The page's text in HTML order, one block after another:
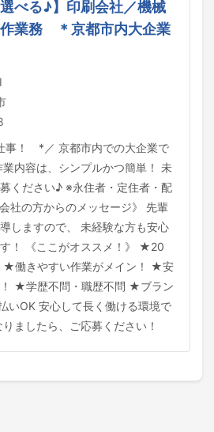
べる♪】印刷会社／機械
業務 ＊京都市内大企業
！ *／ 京都市内での大企業で
内容は、シンプルかつ簡単！ 未
ください♪ ※永住者・定住者・配
社の方からのメッセージ》 先輩
しますので、 未経験な方も安心
！ 《ここがオススメ！》 ★20
★働きやすい作業がメイン！ ★安
★学歴不問・職歴不問 ★ブラン
いOK 安心して長く働ける環境で
ましたら、ご応募ください！